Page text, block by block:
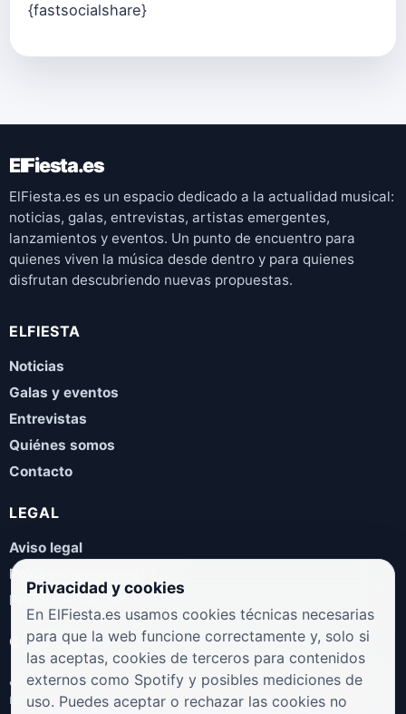
{fastsocialshare}
ElFiesta.es
ElFiesta.es es un espacio dedicado a la actualidad musical:
noticias, galas, entrevistas, artistas emergentes,
lanzamientos y eventos. Un punto de encuentro para
quienes viven la música desde dentro y para quienes
disfrutan descubriendo nuevas propuestas.
ELFIESTA
Noticias
Galas y eventos
Entrevistas
Quiénes somos
Contacto
LEGAL
Aviso legal
Política de privacidad
Política de cookies
COLABORA
¿Eres artista, manager, sello o promotor? Envíanos tus
novedades, galas, entrevistas o propuestas musicales.
Privacidad y cookies
En ElFiesta.es usamos cookies técnicas necesarias
para que la web funcione correctamente y, solo si
las aceptas, cookies de terceros para contenidos
externos como Spotify y posibles mediciones de
uso. Puedes aceptar o rechazar las cookies no